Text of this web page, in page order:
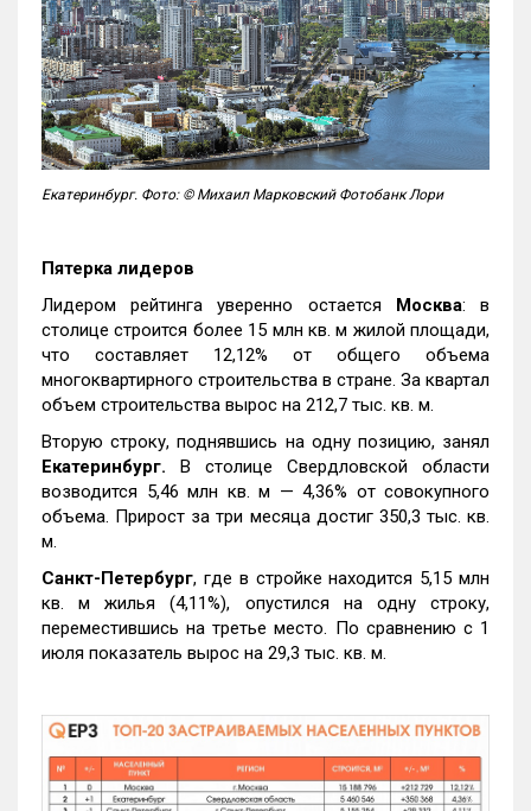
Екатеринбург. Фото: © Михаил Марковский Фотобанк Лори
Пятерка лидеров
Лидером рейтинга уверенно остается Москва: в
столице строится более 15 млн кв. м жилой площади,
что составляет 12,12% от общего объема
многоквартирного строительства в стране. За квартал
объем строительства вырос на 212,7 тыс. кв. м.
Вторую строку, поднявшись на одну позицию, занял
Екатеринбург. В столице Свердловской области
возводится 5,46 млн кв. м — 4,36% от совокупного
объема. Прирост за три месяца достиг 350,3 тыс. кв.
м.
Санкт-Петербург, где в стройке находится 5,15 млн
кв. м жилья (4,11%), опустился на одну строку,
переместившись на третье место. По сравнению с 1
июля показатель вырос на 29,3 тыс. кв. м.